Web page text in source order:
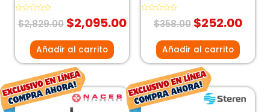
Valorado
con
$2,829.00 $2,095.00
Añadir al carrito
Valorado
$358.00 $252.00
Añadir al carrito
El
El
El
El